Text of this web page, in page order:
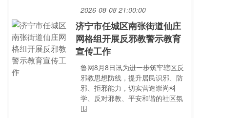
2026-08-08 21:00:00
济宁市任城区南张街道仙庄
网格组开展反邪教警示教育
宣传工作
鲁网8月8日讯为进一步筑牢辖区反
邪教思想防线，提升居民识邪、防
邪、拒邪能力，切实营造崇尚科
学、反对邪教、平安和谐的社区氛
围